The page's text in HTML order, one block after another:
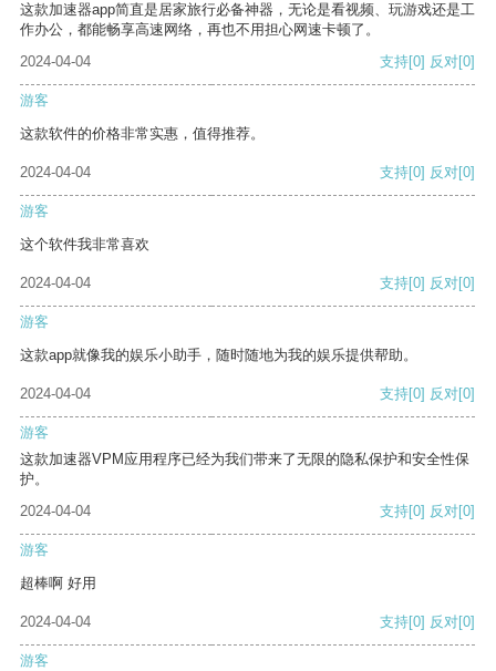
这款加速器app简直是居家旅行必备神器，无论是看视频、玩游戏还是工
作办公，都能畅享高速网络，再也不用担心网速卡顿了。
2024-04-04
支持[0] 反对[0]
游客
这款软件的价格非常实惠，值得推荐。
2024-04-04 支持[0] 反对[0]
游客
这个软件我非常喜欢
2024-04-04 支持[0] 反对[0]
游客
这款app就像我的娱乐小助手，随时随地为我的娱乐提供帮助。
2024-04-04 支持[0] 反对[0]
游客
这款加速器VPM应用程序已经为我们带来了无限的隐私保护和安全性保
护。
2024-04-04
支持[0] 反对[0]
游客
超棒啊 好用
2024-04-04 支持[0] 反对[0]
游客